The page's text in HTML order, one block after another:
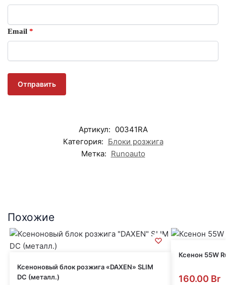
Email *
Артикул: 00341RA
Категория: Блоки розжига
Метка: Runoauto
Похожие
Ксеноновый блок розжига «DAXEN» SLIM
DC (металл.)
Ксенон 55W
160.00 Br